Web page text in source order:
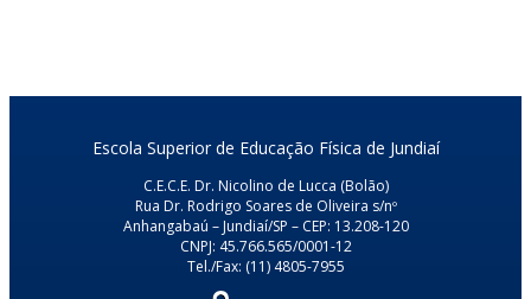
Escola Superior de Educação Física de Jundiaí
C.E.C.E. Dr. Nicolino de Lucca (Bolão)
Rua Dr. Rodrigo Soares de Oliveira s/nº
Anhangabaú – Jundiaí/SP – CEP: 13.208-120
CNPJ: 45.766.565/0001-12
Tel./Fax: (11) 4805-7955